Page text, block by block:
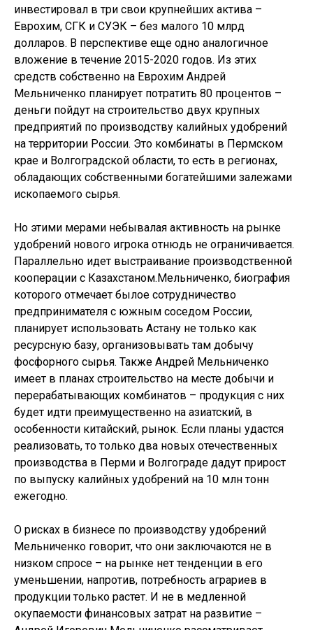
инвестировал в три свои крупнейших актива –
Еврохим, СГК и СУЭК – без малого 10 млрд
долларов. В перспективе еще одно аналогичное
вложение в течение 2015-2020 годов. Из этих
средств собственно на Еврохим Андрей
Мельниченко планирует потратить 80 процентов –
деньги пойдут на строительство двух крупных
предприятий по производству калийных удобрений
на территории России. Это комбинаты в Пермском
крае и Волгоградской области, то есть в регионах,
обладающих собственными богатейшими залежами
ископаемого сырья.
Но этими мерами небывалая активность на рынке
удобрений нового игрока отнюдь не ограничивается.
Параллельно идет выстраивание производственной
кооперации с Казахстаном.Мельниченко, биография
которого отмечает былое сотрудничество
предпринимателя с южным соседом России,
планирует использовать Астану не только как
ресурсную базу, организовывать там добычу
фосфорного сырья. Также Андрей Мельниченко
имеет в планах строительство на месте добычи и
перерабатывающих комбинатов – продукция с них
будет идти преимущественно на азиатский, в
особенности китайский, рынок. Если планы удастся
реализовать, то только два новых отечественных
производства в Перми и Волгограде дадут прирост
по выпуску калийных удобрений на 10 млн тонн
ежегодно.
О рисках в бизнесе по производству удобрений
Мельниченко говорит, что они заключаются не в
низком спросе – на рынке нет тенденции в его
уменьшении, напротив, потребность аграриев в
продукции только растет. И не в медленной
окупаемости финансовых затрат на развитие –